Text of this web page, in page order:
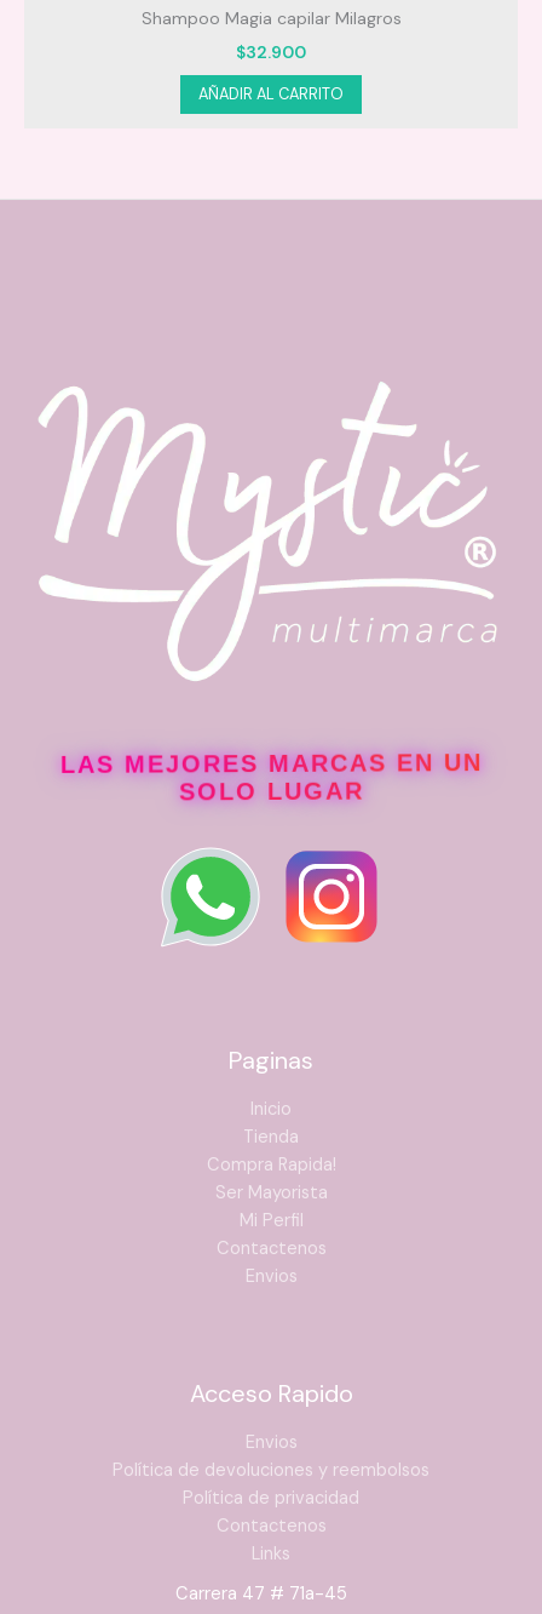
Shampoo Magia capilar Milagros
$32.900
AÑADIR AL CARRITO
LAS MEJORES MARCAS EN UN
SOLO LUGAR
Paginas
Inicio
Tienda
Compra Rapida!
Ser Mayorista
Mi Perfil
Contactenos
Envios
Acceso Rapido
Envios
Política de devoluciones y reembolsos
Política de privacidad
Contactenos
Links
Carrera 47 # 71a-45